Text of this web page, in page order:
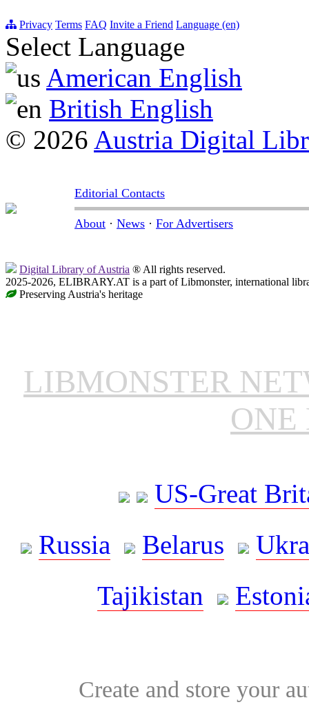
Privacy Terms FAQ Invite a Friend Language (en)
Select Language
American English
British English
© 2026 Austria Digital
Editorial Contacts
About · News · For Advertisers
Digital Library of Austria ® All rights reserved.
2025-2026, ELIBRARY.AT is a part of Libmonster, international
Preserving Austria's heritage
LIBMONSTER
ONE
US-Great
Russia
Belarus
Tajikistan
Create and store your